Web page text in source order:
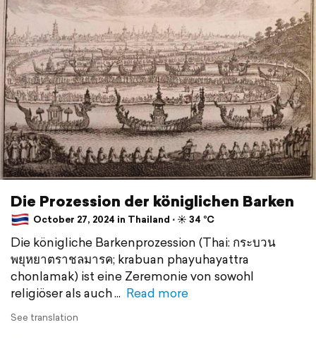
Die Prozession der königlichen Barken
October 27, 2024 in Thailand ⋅ ☀️ 34 °C
Die königliche Barkenprozession (Thai: กระบวน
พยุหยาตราชลมารค; krabuan phayuhayattra
chonlamak) ist eine Zeremonie von sowohl
religiöser als auch
Read more
See translation